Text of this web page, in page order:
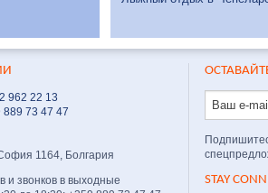
962 22 13
889 73 47 47
1164, Болгария
и звонков в выходные
STAY